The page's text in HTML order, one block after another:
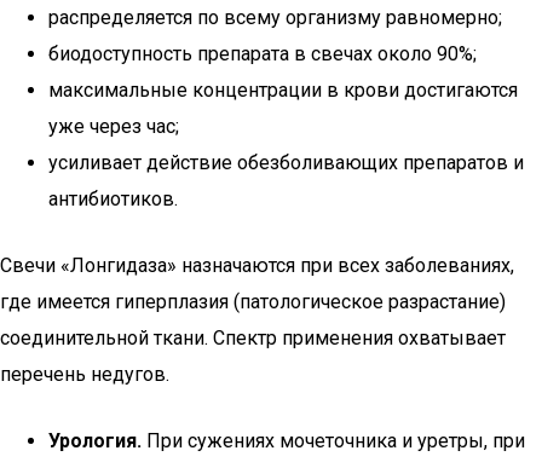
распределяется по всему организму равномерно;
биодоступность препарата в свечах около 90%;
максимальные концентрации в крови достигаются
уже через час;
усиливает действие обезболивающих препаратов и
антибиотиков.
Свечи «Лонгидаза» назначаются при всех заболеваниях,
где имеется гиперплазия (патологическое разрастание)
соединительной ткани. Спектр применения охватывает
перечень недугов.
Урология. При сужениях мочеточника и уретры, при